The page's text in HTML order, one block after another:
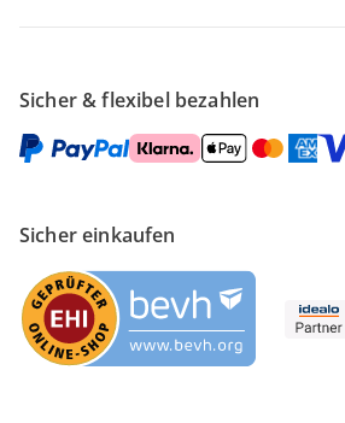
Sicher & flexibel bezahlen
Sicher einkaufen